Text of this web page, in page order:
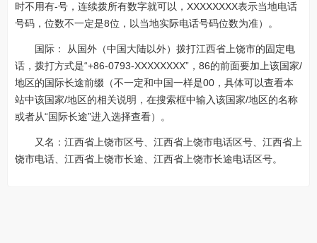
时不用有-号，连续拨所有数字就可以，XXXXXXXX表示当地电话
号码，位数不一定是8位，以当地实际电话号码位数为准）。
国际： 从国外（中国大陆以外）拨打江西省上饶市的固定电
话，拨打方式是“+86-0793-XXXXXXXX”，86的前面要加上该国家/
地区的国际长途前缀（不一定和中国一样是00，具体可以查看本
站中该国家/地区的相关说明，在搜索框中输入该国家/地区的名称
或者从“国际长途”进入选择查看）。
又名：江西省上饶市区号、江西省上饶市电话区号、江西省上
饶市电话、江西省上饶市长途、江西省上饶市长途电话区号。